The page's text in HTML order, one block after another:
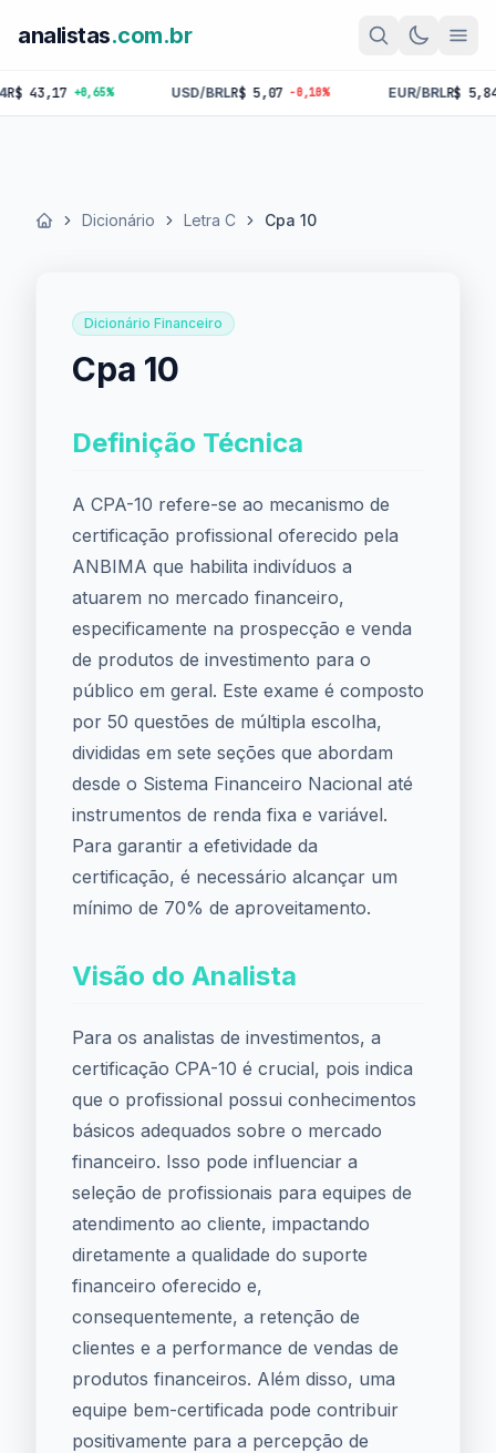
analistas.com.br
+0,65% USD/BRLR$ 5,07 -0,10% EUR/BRLR$ 5,84 -
Início Dicionário Letra C Cpa 10
Dicionário Financeiro
Cpa 10
Definição Técnica
A CPA-10 refere-se ao mecanismo de
certificação profissional oferecido pela
ANBIMA que habilita indivíduos a
atuarem no mercado financeiro,
especificamente na prospecção e venda
de produtos de investimento para o
público em geral. Este exame é composto
por 50 questões de múltipla escolha,
divididas em sete seções que abordam
desde o Sistema Financeiro Nacional até
instrumentos de renda fixa e variável.
Para garantir a efetividade da
certificação, é necessário alcançar um
mínimo de 70% de aproveitamento.
Visão do Analista
Para os analistas de investimentos, a
certificação CPA-10 é crucial, pois indica
que o profissional possui conhecimentos
básicos adequados sobre o mercado
financeiro. Isso pode influenciar a
seleção de profissionais para equipes de
atendimento ao cliente, impactando
diretamente a qualidade do suporte
financeiro oferecido e,
consequentemente, a retenção de
clientes e a performance de vendas de
produtos financeiros. Além disso, uma
equipe bem-certificada pode contribuir
positivamente para a percepção de